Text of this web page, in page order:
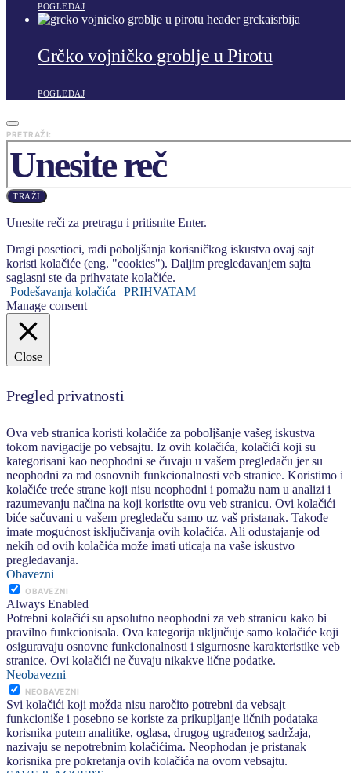
POGLEDAJ
Grčko vojničko groblje u Pirotu
POGLEDAJ
PRETRAŽI:
TRAŽI
Unesite reči za pretragu i pritisnite Enter.
Dragi posetioci, radi poboljšanja korisničkog iskustva ovaj sajt
koristi kolačiće (eng. "cookies"). Daljim pregledavanjem sajta
saglasni ste da prihvatate kolačiće.
Podešavanja kolačića
PRIHVATAM
Manage consent
Close
Pregled privatnosti
Ova veb stranica koristi kolačiće za poboljšanje vašeg iskustva
tokom navigacije po vebsajtu. Iz ovih kolačića, kolačići koji su
kategorisani kao neophodni se čuvaju u vašem pregledaču jer su
neophodni za rad osnovnih funkcionalnosti veb stranice. Koristimo i
kolačiće treće strane koji nisu neophodni i pomažu nam u analizi i
razumevanju načina na koji koristite ovu veb stranicu. Ovi kolačići
biće sačuvani u vašem pregledaču samo uz vaš pristanak. Takođe
imate mogućnost isključivanja ovih kolačića. Ali odustajanje od
nekih od ovih kolačića može imati uticaja na vaše iskustvo
pregledavanja.
Obavezni
OBAVEZNI
Always Enabled
Potrebni kolačići su apsolutno neophodni za veb stranicu kako bi
pravilno funkcionisala. Ova kategorija uključuje samo kolačiće koji
osiguravaju osnovne funkcionalnosti i sigurnosne karakteristike veb
stranice. Ovi kolačići ne čuvaju nikakve lične podatke.
Neobavezni
NEOBAVEZNI
Svi kolačići koji možda nisu naročito potrebni da vebsajt
funkcioniše i posebno se koriste za prikupljanje ličnih podataka
korisnika putem analitike, oglasa, drugog ugrađenog sadržaja,
nazivaju se nepotrebnim kolačićima. Neophodan je pristanak
korisnika pre pokretanja ovih kolačića na ovom vebsajtu.